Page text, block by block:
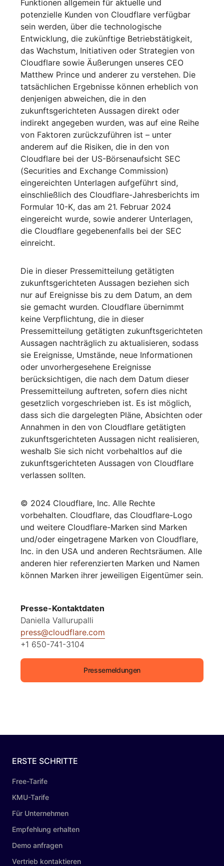
Funktionen allgemein für aktuelle und
potenzielle Kunden von Cloudflare verfügbar
sein werden, über die technologische
Entwicklung, die zukünftige Betriebstätigkeit,
das Wachstum, Initiativen oder Strategien von
Cloudflare sowie Äußerungen unseres CEO
Matthew Prince und anderer zu verstehen. Die
tatsächlichen Ergebnisse können erheblich von
denjenigen abweichen, die in den
zukunftsgerichteten Aussagen direkt oder
indirekt angegeben wurden, was auf eine Reihe
von Faktoren zurückzuführen ist – unter
anderem auf die Risiken, die in den von
Cloudflare bei der US-Börsenaufsicht SEC
(Securities and Exchange Commission)
eingereichten Unterlagen aufgeführt sind,
einschließlich des Cloudflare-Jahresberichts im
Formular 10-K, das am 21. Februar 2024
eingereicht wurde, sowie anderer Unterlagen,
die Cloudflare gegebenenfalls bei der SEC
einreicht.
Die in dieser Pressemitteilung getätigten
zukunftsgerichteten Aussagen beziehen sich
nur auf Ereignisse bis zu dem Datum, an dem
sie gemacht wurden. Cloudflare übernimmt
keine Verpflichtung, die in dieser
Pressemitteilung getätigten zukunftsgerichteten
Aussagen nachträglich zu aktualisieren, sodass
sie Ereignisse, Umstände, neue Informationen
oder unvorhergesehene Ereignisse
berücksichtigen, die nach dem Datum dieser
Pressemitteilung auftreten, sofern dies nicht
gesetzlich vorgeschrieben ist. Es ist möglich,
dass sich die dargelegten Pläne, Absichten oder
Annahmen in den von Cloudflare getätigten
zukunftsgerichteten Aussagen nicht realisieren,
weshalb Sie sich nicht vorbehaltlos auf die
zukunftsgerichteten Aussagen von Cloudflare
verlassen sollten.
© 2024 Cloudflare, Inc. Alle Rechte
vorbehalten. Cloudflare, das Cloudflare-Logo
und weitere Cloudflare-Marken sind Marken
und/oder eingetragene Marken von Cloudflare,
Inc. in den USA und anderen Rechtsräumen. Alle
anderen hier referenzierten Marken und Namen
können Marken ihrer jeweiligen Eigentümer sein.
Presse-Kontaktdaten
Daniella Vallurupalli
press@cloudflare.com
+1 650-741-3104
Pressemeldungen
ERSTE SCHRITTE
Free-Tarife
KMU-Tarife
Für Unternehmen
Empfehlung erhalten
Demo anfragen
Vertrieb kontaktieren